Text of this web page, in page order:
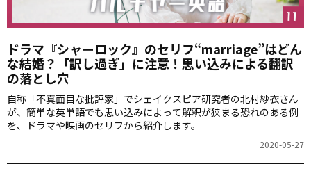
ドラマ『シャーロック』のセリフ“marriage”はどん
な結婚？「訳し過ぎ」に注意！思い込みによる翻訳
の落とし穴
自称「不真面目な批評家」でシェイクスピア研究者の北村紗衣さん
が、簡単な英単語でも思い込みによって解釈が狭まる恐れのある例
を、ドラマや映画のセリフから紹介します。
2020-05-27